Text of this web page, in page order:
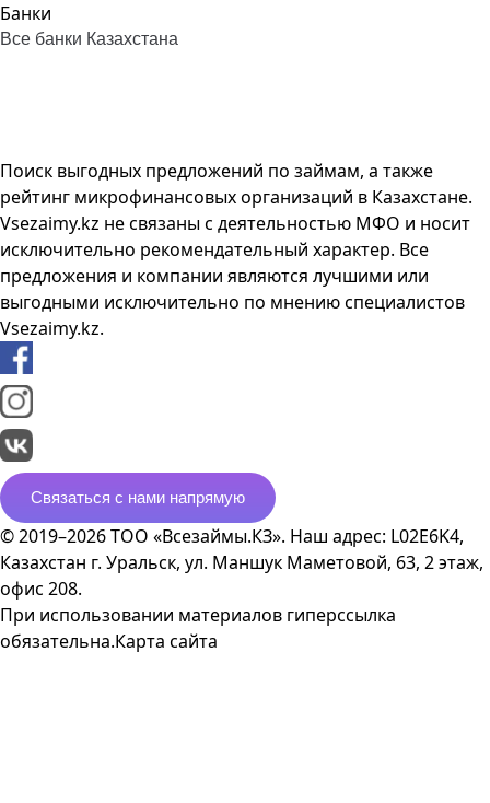
Банки
Все банки Казахстана
Поиск выгодных предложений по займам, а также
рейтинг микрофинансовых организаций в Казахстане.
Vsezaimy.kz не связаны с деятельностью МФО и носит
исключительно рекомендательный характер. Все
предложения и компании являются лучшими или
выгодными исключительно по мнению специалистов
Vsezaimy.kz.
Связаться с нами напрямую
© 2019–2026 ТОО «Всезаймы.КЗ». Наш адрес: L02E6K4,
Казахстан г. Уральск, ул. Маншук Маметовой, 63, 2 этаж,
офис 208.
При использовании материалов гиперссылка
обязательна.Карта сайта